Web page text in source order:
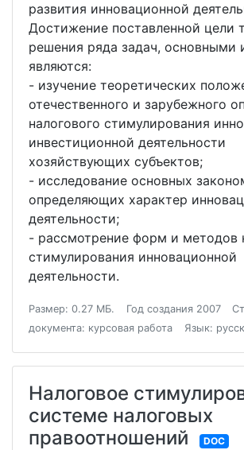
развития инновационной
Достижение поставленной цели
решения ряда задач, основными
являются:
- изучение теоретических
отечественного и зарубежного
налогового стимулирования
инвестиционной деятельности
хозяйствующих субъектов;
- исследование основных
определяющих характер
деятельности;
- рассмотрение форм и методов
стимулирования инновационной
деятельности.
Размер: 0.27 МБ. Год создания 2007
документа: курсовая работа
Язык:
Налоговое
системе налоговых
правоотношений
DOC